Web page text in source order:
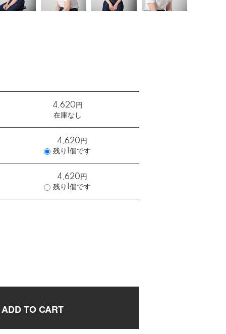
4,620円
在庫なし
4,620円
残り1個です
4,620円
残り1個です
ADD TO CART